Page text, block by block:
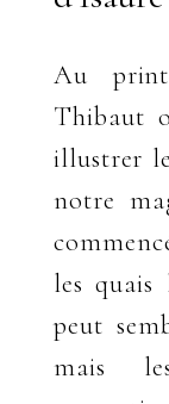
Au
Thibaut
illustrer
notre
les
peut
mais